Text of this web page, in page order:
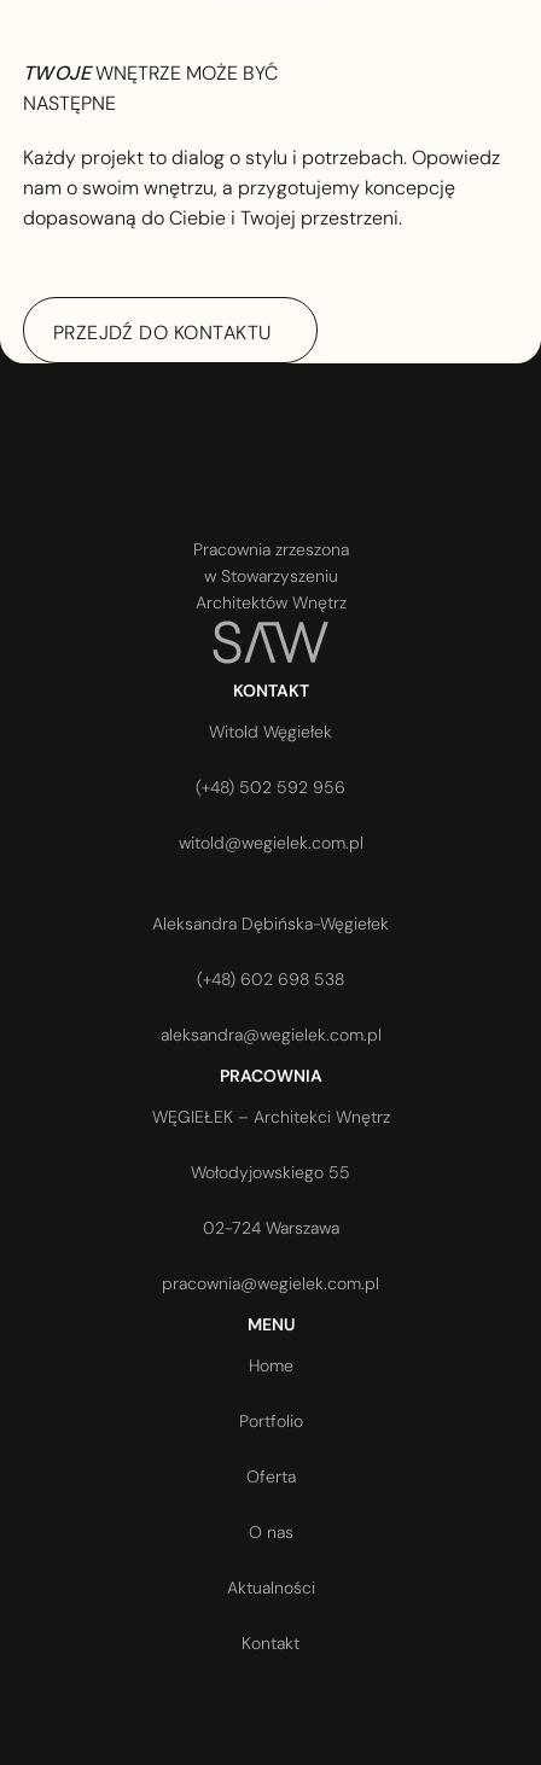
TWOJEWNĘTRZE MOŻE BYĆ
NASTĘPNE
Każdy projekt to dialog o stylu i potrzebach. Opowiedz
nam o swoim wnętrzu, a przygotujemy koncepcję
dopasowaną do Ciebie i Twojej przestrzeni.
PRZEJDŹ DO KONTAKTU
PRZEJDŹ DO KONTAKTU
Pracownia zrzeszona
w Stowarzyszeniu
Architektów Wnętrz
KONTAKT
Witold Węgiełek
(+48) 502 592 956
witold@wegielek.com.pl
Aleksandra Dębińska-Węgiełek
(+48) 602 698 538
aleksandra@wegielek.com.pl
PRACOWNIA
WĘGIEŁEK – Architekci Wnętrz
Wołodyjowskiego 55
02-724 Warszawa
pracownia@wegielek.com.pl
MENU
Home
Portfolio
Oferta
O nas
Aktualności
Kontakt